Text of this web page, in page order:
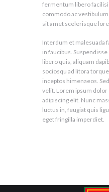
fermentum libero
commodo ac
sit amet scelerisque
Interdum et malesuada
in faucibus.
libero quis, aliquam
sociosqu ad litora
inceptos himenaeos.
velit. Lorem ipsum
adipiscing elit. Nunc
luctus in, feugiat quis
eget fringilla imperdiet.